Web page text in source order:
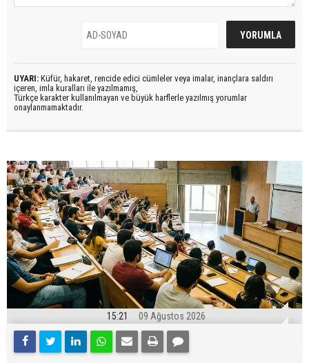
UYARI: Küfür, hakaret, rencide edici cümleler veya imalar, inançlara saldırı
içeren, imla kuralları ile yazılmamış,
Türkçe karakter kullanılmayan ve büyük harflerle yazılmış yorumlar
onaylanmamaktadır.
15:21 09 Ağustos 2026